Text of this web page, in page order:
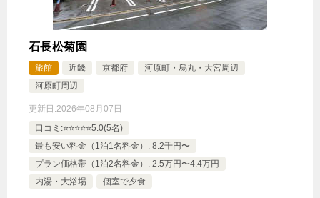
石長松菊園
旅館 近畿 京都府
河原町・烏丸・大宮周辺
河原町周辺
更新日:2026年08月07日
口コミ:⭐️⭐️⭐️⭐️⭐️5.0(5名)
最も安い料金（1泊1名料金）: 8.2千円〜
プラン価格帯（1泊2名料金）: 2.5万円〜4.4万円
内湯・大浴場
個室で夕食